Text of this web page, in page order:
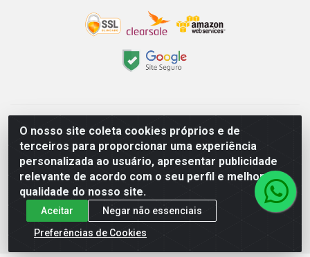
O nosso site coleta cookies próprios e de
terceiros para proporcionar uma experiência
personalizada ao usuário, apresentar publicidade
relevante de acordo com o seu perfil e melhorar a
qualidade do nosso site.
Aceitar
Negar não essenciais
Preferências de Cookies
Padeirão Comércio de Produtos Para Panificação LTDA -
Rodovia Empresario João Santos Filho, 2425, Gp B1 Bl. 02 -
Muribeca, Jaboatão dos Guararapes/PE - CEP 54.350-100 -
CNPJ 03.042.263/0001-51